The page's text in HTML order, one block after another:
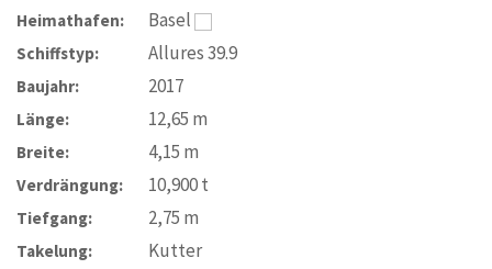
Heimathafen: Basel
Schiffstyp: Allures 39.9
Baujahr: 2017
Länge: 12,65 m
Breite: 4,15 m
Verdrängung: 10,900t
Tiefgang: 2,75 m
Takelung: Kutter